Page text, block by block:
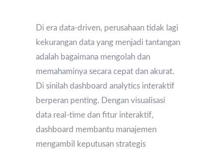
Di era data-driven, perusahaan tidak lagi
kekurangan data yang menjadi tantangan
adalah bagaimana mengolah dan
memahaminya secara cepat dan akurat.
Di sinilah dashboard analytics interaktif
berperan penting. Dengan visualisasi
data real-time dan fitur interaktif,
dashboard membantu manajemen
mengambil keputusan strategis